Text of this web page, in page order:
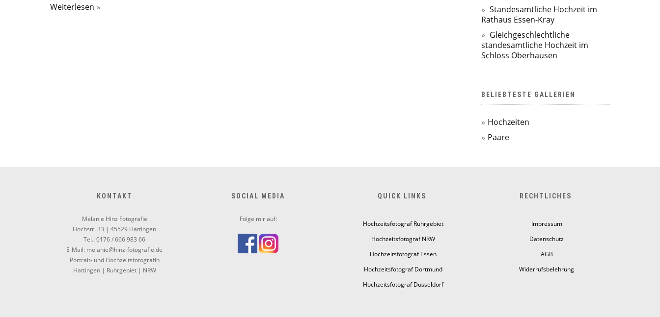
Weiterlesen
Standesamtliche Hochzeit im
Rathaus Essen-Kray
Gleichgeschlechtliche
standesamtliche Hochzeit im
Schloss Oberhausen
BELIEBTESTE GALLERIEN
Hochzeiten
Paare
KONTAKT
Melanie Hinz Fotografie
Hochstr. 33 | 45529 Hattingen
Tel.: 0176 / 666 983 66
E-Mail: melanie@hinz-fotografie.de
Portrait- und Hochzeitsfotografin
Hattingen | Ruhrgebiet | NRW
SOCIAL MEDIA
Folge mir auf:
QUICK LINKS
Hochzeitsfotograf Ruhrgebiet
Hochzeitsfotograf NRW
Hochzeitsfotograf Essen
Hochzeitsfotograf Dortmund
Hochzeitsfotograf Düsseldorf
RECHTLICHES
Impressum
Datenschutz
AGB
Widerrufsbelehrung